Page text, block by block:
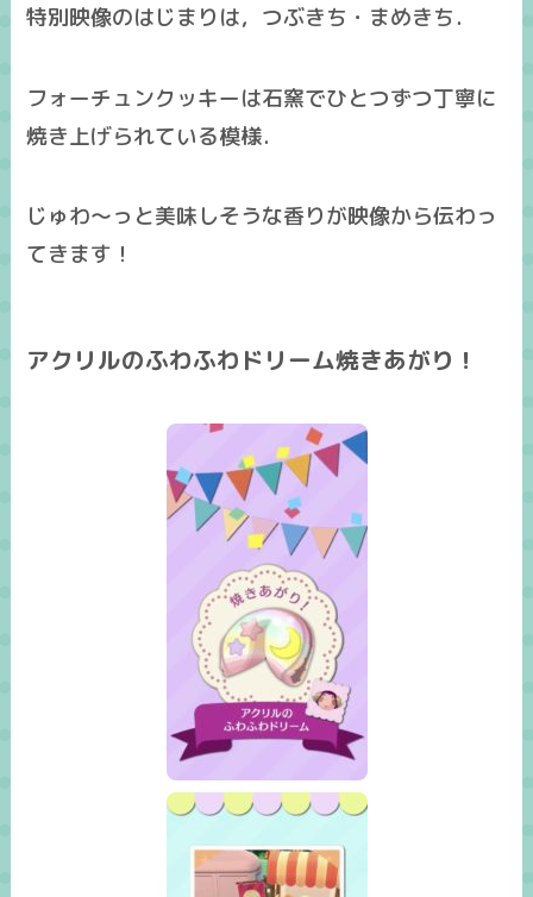
特別映像のはじまりは，つぶきち・まめきち．
フォーチュンクッキーは石窯でひとつずつ丁寧に
焼き上げられている模様．
じゅわ～っと美味しそうな香りが映像から伝わっ
てきます！
アクリルのふわふわドリーム焼きあがり！